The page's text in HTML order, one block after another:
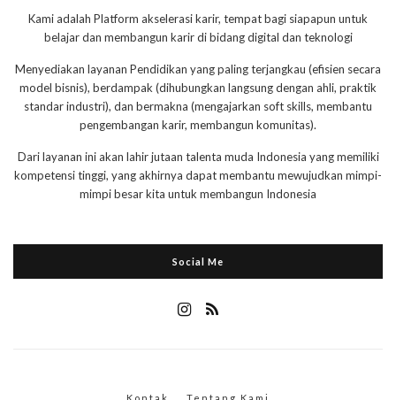
Kami adalah Platform akselerasi karir, tempat bagi siapapun untuk
belajar dan membangun karir di bidang digital dan teknologi
Menyediakan layanan Pendidikan yang paling terjangkau (efisien secara
model bisnis), berdampak (dihubungkan langsung dengan ahli, praktik
standar industri), dan bermakna (mengajarkan soft skills, membantu
pengembangan karir, membangun komunitas).
Dari layanan ini akan lahir jutaan talenta muda Indonesia yang memiliki
kompetensi tinggi, yang akhirnya dapat membantu mewujudkan mimpi-
mimpi besar kita untuk membangun Indonesia
Social Me